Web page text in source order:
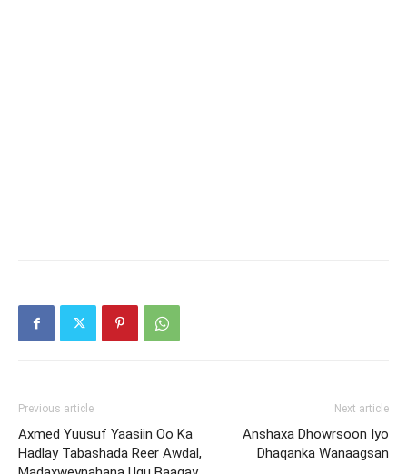
Previous article
Axmed Yuusuf Yaasiin Oo Ka
Hadlay Tabashada Reer Awdal,
Next article
Anshaxa Dhowrsoon Iyo
Dhaqanka Wanaagsan